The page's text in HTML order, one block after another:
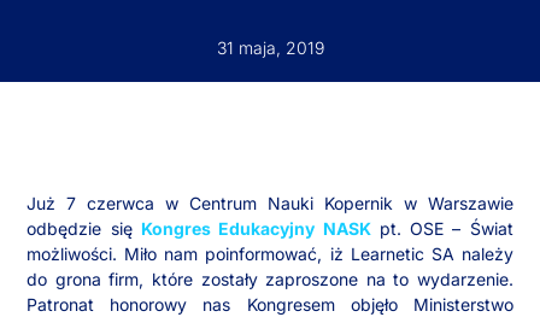
31 maja, 2019
Już 7 czerwca w Centrum Nauki Kopernik w Warszawie
odbędzie się Kongres Edukacyjny NASKpt. OSE – Świat
możliwości. Miło nam poinformować, iż Learnetic SA należy
do grona firm, które zostały zaproszone na to wydarzenie.
Patronat honorowy nas Kongresem objęło Ministerstwo